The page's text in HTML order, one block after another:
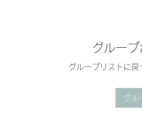
グルー
グループリストに
グル